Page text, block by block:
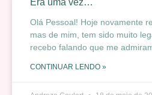
Era uma vez…
Olá Pessoal! Hoje novamente
mas de mim, tem sido muito
recebo falando que me
CONTINUAR LENDO »